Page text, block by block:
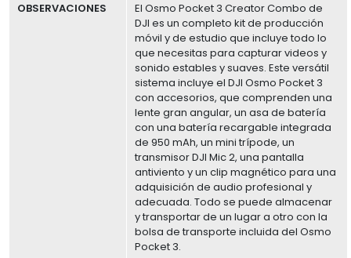
OBSERVACIONES
El Osmo Pocket 3 Creator Combo de
DJI es un completo kit de producción
móvil y de estudio que incluye todo lo
que necesitas para capturar videos y
sonido estables y suaves. Este versátil
sistema incluye el DJI Osmo Pocket 3
con accesorios, que comprenden una
lente gran angular, un asa de batería
con una batería recargable integrada
de 950 mAh, un mini trípode, un
transmisor DJI Mic 2, una pantalla
antiviento y un clip magnético para una
adquisición de audio profesional y
adecuada. Todo se puede almacenar
y transportar de un lugar a otro con la
bolsa de transporte incluida del Osmo
Pocket 3.